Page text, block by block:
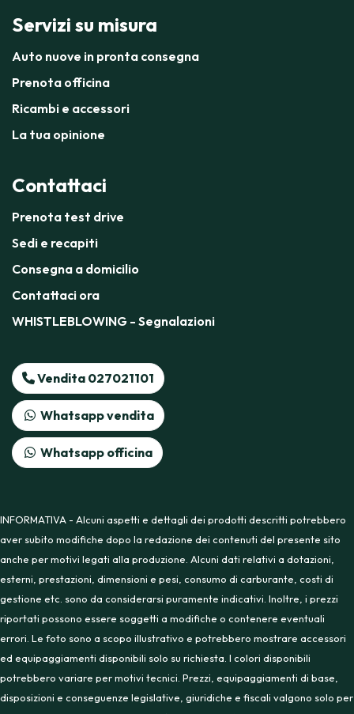
Servizi su misura
Auto nuove in pronta consegna
Prenota officina
Ricambi e accessori
La tua opinione
Contattaci
Prenota test drive
Sedi e recapiti
Consegna a domicilio
Contattaci ora
WHISTLEBLOWING - Segnalazioni
Vendita 027021101
Whatsapp vendita
Whatsapp officina
INFORMATIVA - Alcuni aspetti e dettagli dei prodotti descritti potrebbero
aver subito modifiche dopo la redazione dei contenuti del presente sito
anche per motivi legati alla produzione. Alcuni dati relativi a dotazioni,
esterni, prestazioni, dimensioni e pesi, consumo di carburante, costi di
gestione etc. sono da considerarsi puramente indicativi. Inoltre, i prezzi
riportati possono essere soggetti a modifiche o contenere eventuali
errori. Le foto sono a scopo illustrativo e potrebbero mostrare accessori
ed equipaggiamenti disponibili solo su richiesta. I colori disponibili
potrebbero variare per motivi tecnici. Prezzi, equipaggiamenti di base,
disposizioni e conseguenze legislative, giuridiche e fiscali valgono solo per